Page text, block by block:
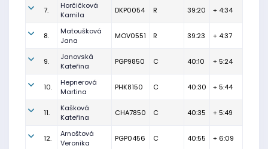
7.
Horčičková
Kamila
DKP0054 R 39:20 + 4:34
8.
Matoušková
Jana
MOV0551 R 39:23 + 4:37
9.
Janovská
Kateřina
PGP9850 C 40:10 + 5:24
10.
Hepnerová
Martina
PHK8150 C 40:30 + 5:44
11.
Kašková
Kateřina
CHA7850 C 40:35 + 5:49
12.
Arnoštová
Veronika
PGP0456 C 40:55 + 6:09